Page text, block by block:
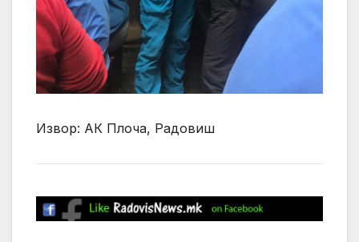
Извор: АК Плоча, Радовиш